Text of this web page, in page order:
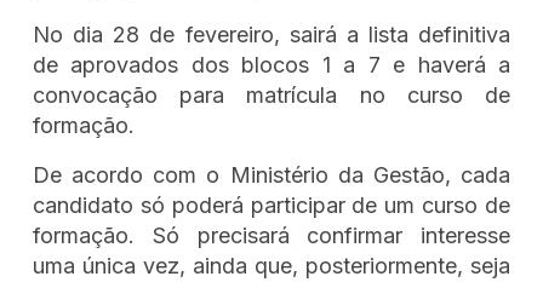
No dia 28 de fevereiro, sairá a lista definitiva
de aprovados dos blocos 1 a 7 e haverá a
convocação para matrícula no curso de
formação.
De acordo com o Ministério da Gestão, cada
candidato só poderá participar de um curso de
formação. Só precisará confirmar interesse
uma única vez, ainda que, posteriormente, seja